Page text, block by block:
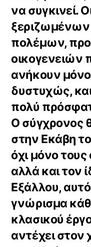
να συγκινεί.
πολέμων,
οικογενειών
ανήκουν μόνο
δυστυχώς, και
πολύ
Ο σύγχρονος
στην Εκάβη
όχι μόνο
αλλά και τον
Εξάλλου, αυτό
γνώρισμα
κλασικού
αντέχει στον